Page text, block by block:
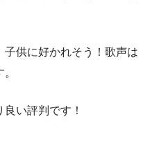
供に好かれそう！歌声は
い評判です！